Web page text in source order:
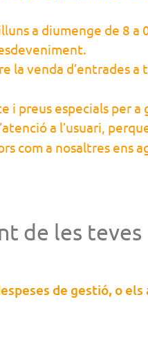
a diumenge de 8 a
la venda d’entrades
i preus especials per a
a l’usuari,
com a nosaltres ens
de les teves
de gestió, o